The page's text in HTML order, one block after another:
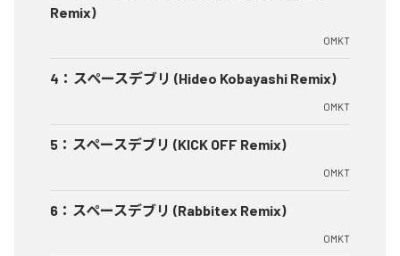
Remix)
OMKT
4 ： スペースデブリ (Hideo Kobayashi Remix)
OMKT
5 ： スペースデブリ (KICK OFF Remix)
OMKT
6 ： スペースデブリ (Rabbitex Remix)
OMKT